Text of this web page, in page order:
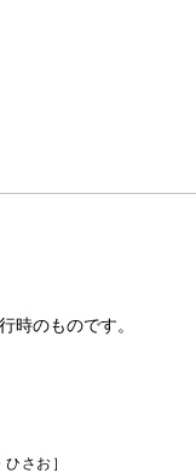
時のものです。
ひさお